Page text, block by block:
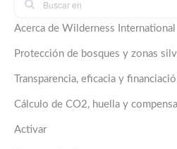
Acerca de Wilderness International
Protección de bosques y zonas
Transparencia, eficacia y
Cálculo de CO2, huella y
Activar